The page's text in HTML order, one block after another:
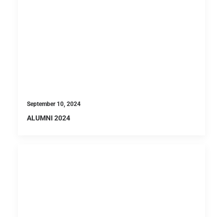
September 10, 2024
ALUMNI 2024